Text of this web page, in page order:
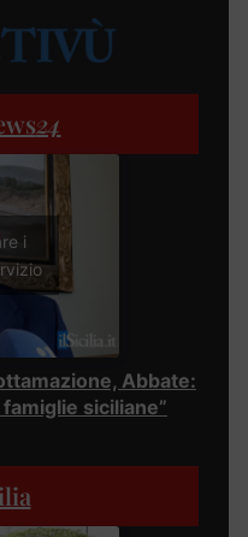
24
i
Abbate:
siciliane”